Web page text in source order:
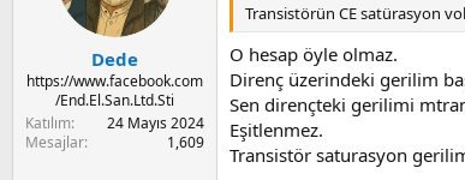
t
n
a
r
i
h
i
Dede
https://www.facebook.com
/End.El.San.Ltd.Sti
Katılım
24 Mayıs 2024
Mesajlar
1,609
Transistörün CE satürasyon
O hesap öyle olmaz.
Direnç üzerindeki gerilim
Sen dirençteki gerilimi
Eşitlenmez.
Transistör saturasyon